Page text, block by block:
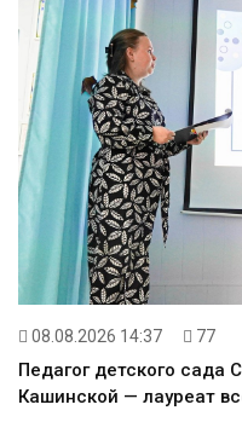
08.08.2026 14:37 77
Педагог детского сада
Кашинской — лауреат